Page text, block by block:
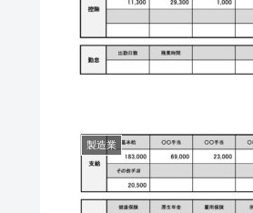
製造業